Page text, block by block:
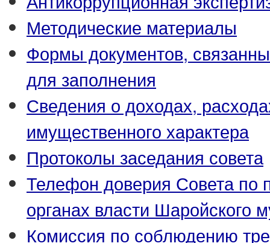
Методические материалы
Формы документов,
для заполнения
Сведения о доходах,
имущественного характера
Протоколы заседания совета
Телефон доверия Совета по
органах власти Шаройского
Комиссия по соблюдению